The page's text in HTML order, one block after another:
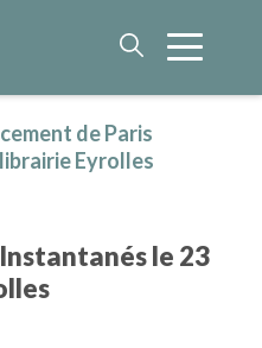
de Paris
Eyrolles
le 23